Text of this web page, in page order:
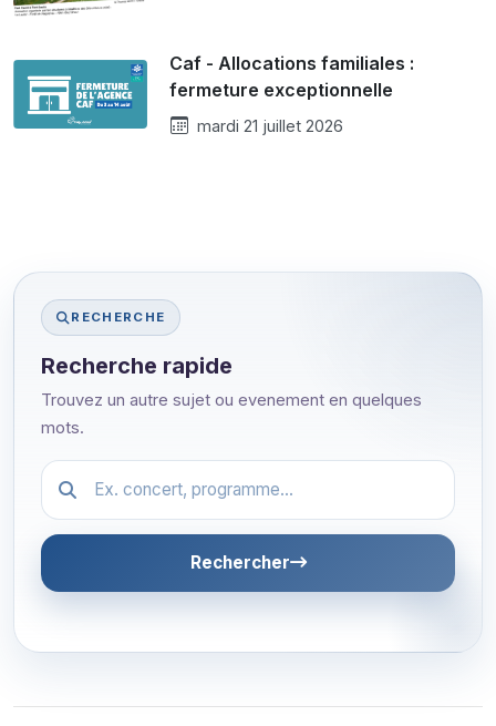
Caf - Allocations familiales :
fermeture exceptionnelle
mardi 21 juillet 2026
RECHERCHE
Recherche rapide
Trouvez un autre sujet ou evenement en quelques
mots.
Festival.article.hiddenLabel
Rechercher